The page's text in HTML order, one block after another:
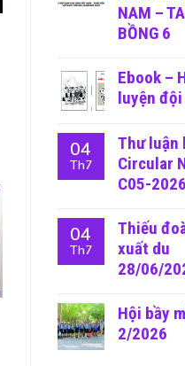
NAM –
BỒNG 6
Ebook –
luyện
04
Th7
Thư luận
Circular
C05-2026
04
Th7
Thiếu
xuất du
28/06/
Hội bầy
2/2026